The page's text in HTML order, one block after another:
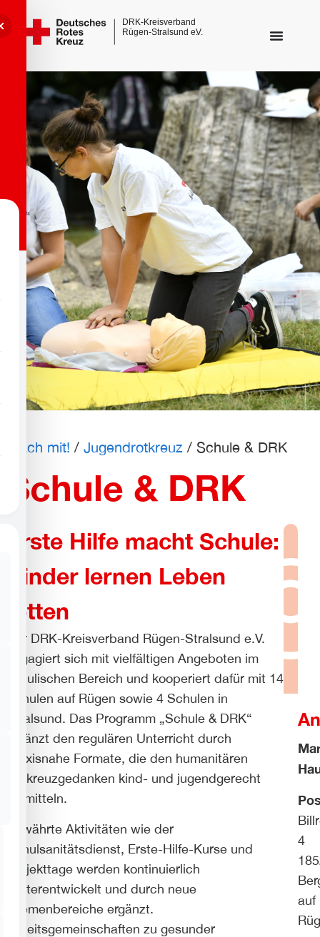
Mach mit! / Jugendrotkreuz / Schule & DRK
Schule & DRK
Erste Hilfe macht Schule:
Kinder lernen Leben
retten
Der DRK-Kreisverband Rügen-Stralsund e.V.
engagiert sich mit vielfältigen Angeboten im
schulischen Bereich und kooperiert dafür mit 14
Schulen auf Rügen sowie 4 Schulen in
Stralsund. Das Programm „Schule & DRK“
ergänzt den regulären Unterricht durch
praxisnahe Formate, die den humanitären
Rotkreuzgedanken kind- und jugendgerecht
vermitteln.
Bewährte Aktivitäten wie der
Schulsanitätsdienst, Erste-Hilfe-Kurse und
Projekttage werden kontinuierlich
weiterentwickelt und durch neue
Themenbereiche ergänzt.
Arbeitsgemeinschaften zu gesunder
4
auf
Sehbehinderungsmodus
Profil für Anfallsicherheit
ADHD-freundlicher Modus
Epilepsie-sicherer Modus